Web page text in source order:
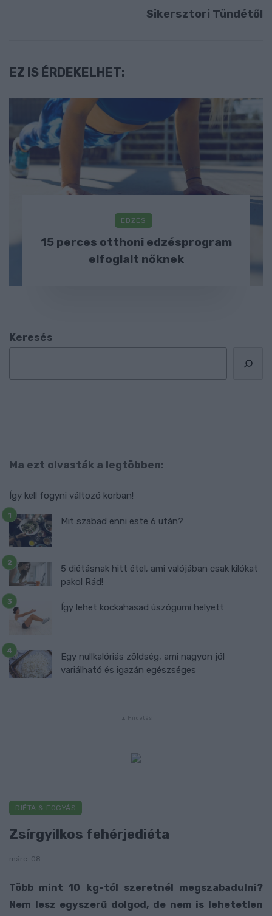
Sikersztori Tündétől
EZ IS ÉRDEKELHET:
EDZÉS
15 perces otthoni edzésprogram
elfoglalt nőknek
Keresés
Ma ezt olvasták a legtöbben:
Így kell fogyni változó korban!
Mit szabad enni este 6 után?
5 diétásnak hitt étel, ami valójában csak kilókat
pakol Rád!
Így lehet kockahasad úszógumi helyett
Egy nullkalóriás zöldség, ami nagyon jól
variálható és igazán egészséges
DIÉTA & FOGYÁS
Zsírgyilkos fehérjediéta
márc. 08
Több mint 10 kg-tól szeretnél megszabadulni?
Nem lesz egyszerű dolgod, de nem is lehetetlen